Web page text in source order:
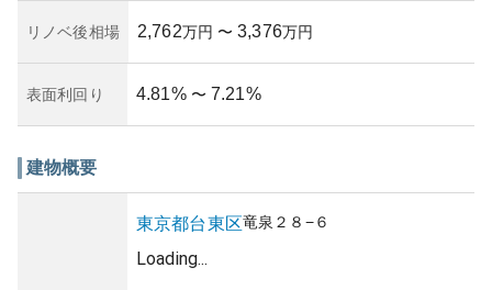
リノベ後相場 2,762万円 〜 3,376万円
表面利回り 4.81% 〜 7.21%
建物概要
東京都台東区竜泉 ２８−６
Loading...